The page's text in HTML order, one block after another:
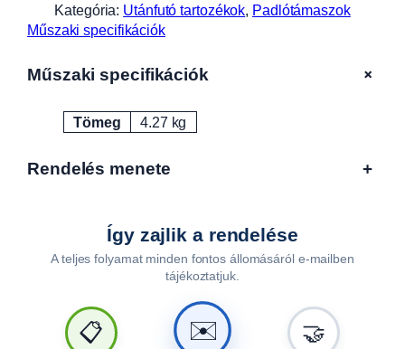
s
4
m
Kategória: Utánfutó tartozékok Padlótámaszok
Műszaki specifikációk
Műszaki specifikációk +
Attribútumok Érték
Tömeg 4.27 kg
Rendelés menete +
Így zajlik a rendelése
A teljes folyamat minden fontos állomásáról e-mailben
tájékoztatjuk.
📋 ✉️ 🤝